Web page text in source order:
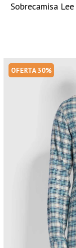
Sobrecamisa
OFERTA 30%